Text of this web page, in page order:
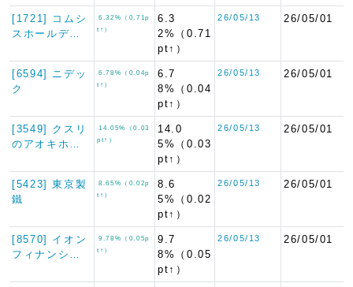
[1721] コムシ
スホールデ…
6.32%（0.71p
t↑）
6.3
2%（0.71
pt↑）
26/05/13 26/05/01
[6594] ニデッ
ク
6.78%（0.04p
t↑）
6.7
8%（0.04
pt↑）
26/05/13 26/05/01
[3549] クスリ
のアオキホ…
14.05%（0.03
pt↑）
14.0
5%（0.03
pt↑）
26/05/13 26/05/01
[5423] 東京製
鐵
8.65%（0.02p
t↑）
8.6
5%（0.02
pt↑）
26/05/13 26/05/01
[8570] イオン
フィナンシ…
9.78%（0.05p
t↑）
9.7
8%（0.05
pt↑）
26/05/13 26/05/01